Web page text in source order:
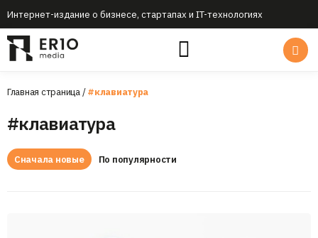
Интернет-издание о бизнесе, стартапах и IT-технологиях
Главная страница/#клавиатура
#клавиатура
Сначала новые По популярности